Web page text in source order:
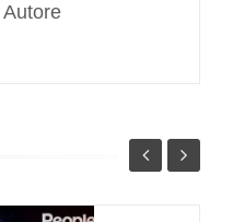
Autore